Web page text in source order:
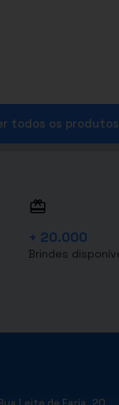
todos os produtos
+ 20.000
Brindes